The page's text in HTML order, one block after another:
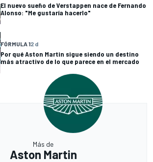
El nuevo sueño de Verstappen nace de Fernando
Alonso: "Me gustaría hacerlo"
FÓRMULA 12 d
Por qué Aston Martin sigue siendo un destino
más atractivo de lo que parece en el mercado
Más de
Aston Martin